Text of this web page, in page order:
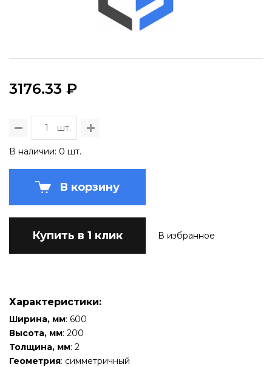
3176.33 ₽
шт.
В наличии: 0 шт.
В корзину
Купить в 1 клик В избранное
Характеристики:
Ширина, мм: 600
Высота, мм: 200
Толщина, мм: 2
Геометрия: симметричный